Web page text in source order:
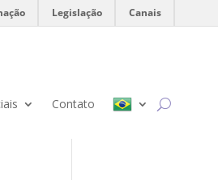
Legislação Canais
Contato